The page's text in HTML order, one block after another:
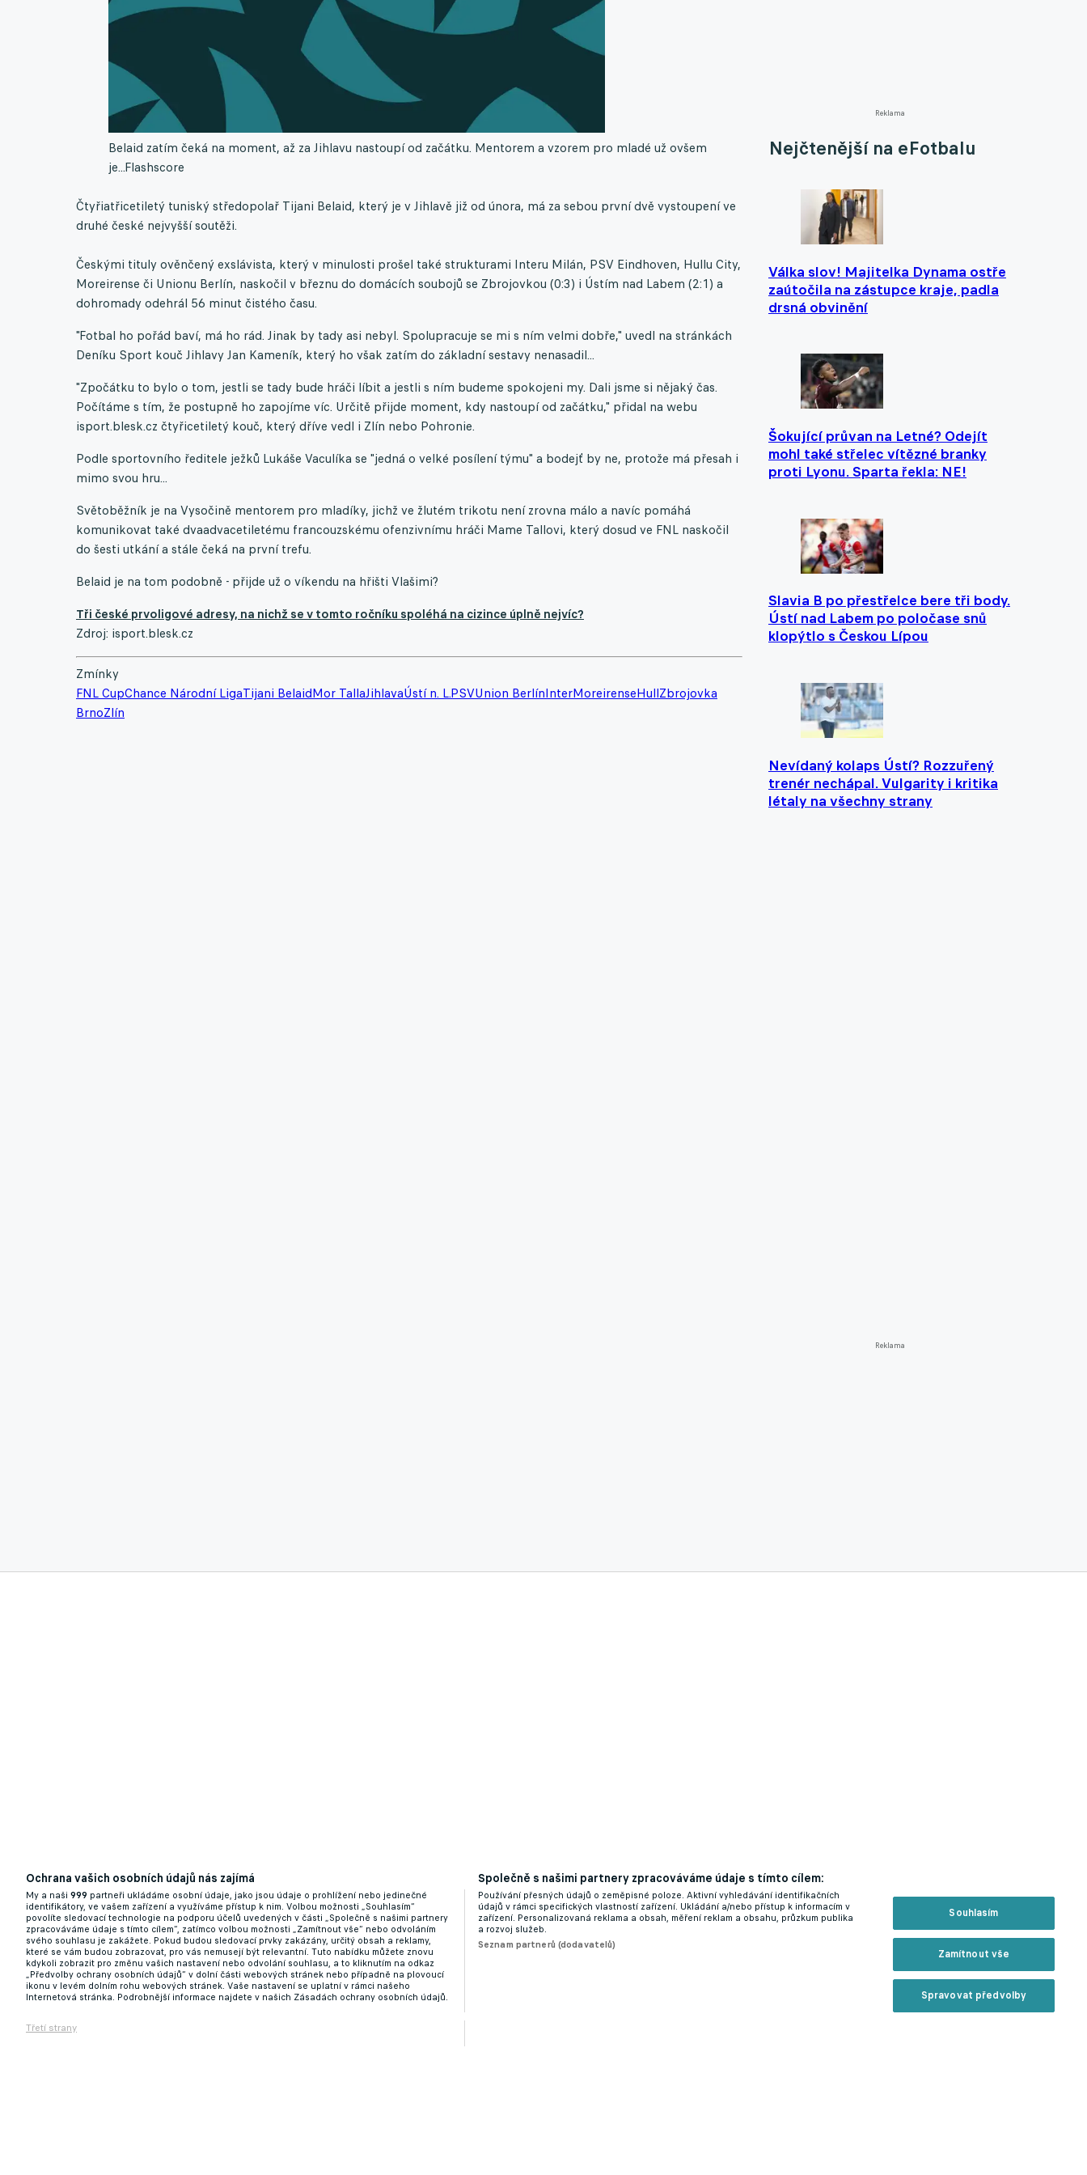
Reklama
Nejčtenější na eFotbalu
Válka slov! Majitelka Dynama ostře
zaútočila na zástupce kraje, padla
drsná obvinění
Šokující průvan na Letné? Odejít
mohl také střelec vítězné branky
proti Lyonu. Sparta řekla: NE!
Slavia B po přestřelce bere tři body.
Ústí nad Labem po poločase snů
klopýtlo s Českou Lípou
Nevídaný kolaps Ústí? Rozzuřený
trenér nechápal. Vulgarity i kritika
létaly na všechny strany
Reklama
Belaid zatím čeká na moment, až za Jihlavu nastoupí od začátku. Mentorem a vzorem pro mladé už ovšem
je...Flashscore
Čtyřiatřicetiletý tuniský středopolař Tijani Belaid, který je v Jihlavě již od února, má za sebou první dvě vystoupení ve
druhé české nejvyšší soutěži.
Českými tituly ověnčený exslávista, který v minulosti prošel také strukturami Interu Milán, PSV Eindhoven, Hullu City,
Moreirense či Unionu Berlín, naskočil v březnu do domácích soubojů se Zbrojovkou (0:3) i Ústím nad Labem (2:1) a
dohromady odehrál 56 minut čistého času.
"Fotbal ho pořád baví, má ho rád. Jinak by tady asi nebyl. Spolupracuje se mi s ním velmi dobře," uvedl na stránkách
Deníku Sport kouč Jihlavy Jan Kameník, který ho však zatím do základní sestavy nenasadil...
"Zpočátku to bylo o tom, jestli se tady bude hráči líbit a jestli s ním budeme spokojeni my. Dali jsme si nějaký čas.
Počítáme s tím, že postupně ho zapojíme víc. Určitě přijde moment, kdy nastoupí od začátku," přidal na webu
isport.blesk.cz čtyřicetiletý kouč, který dříve vedl i Zlín nebo Pohronie.
Podle sportovního ředitele ježků Lukáše Vaculíka se "jedná o velké posílení týmu" a bodejť by ne, protože má přesah i
mimo svou hru...
Světoběžník je na Vysočině mentorem pro mladíky, jichž ve žlutém trikotu není zrovna málo a navíc pomáhá
komunikovat také dvaadvacetiletému francouzskému ofenzivnímu hráči Mame Tallovi, který dosud ve FNL naskočil
do šesti utkání a stále čeká na první trefu.
Belaid je na tom podobně - přijde už o víkendu na hřišti Vlašimi?
Tři české prvoligové adresy, na nichž se v tomto ročníku spoléhá na cizince úplně nejvíc?
Zdroj: isport.blesk.cz
Zmínky
FNL CupChance Národní LigaTijani BelaidMor TallaJihlavaÚstí n. L.PSVUnion BerlínInterMoreirenseHullZbrojovka
BrnoZlín
Ochrana vašich osobních údajů nás zajímá
My a naši 999 partneři ukládáme osobní údaje, jako jsou údaje o prohlížení nebo jedinečné
identifikátory, ve vašem zařízení a využíváme přístup k nim. Volbou možnosti „Souhlasím“
povolíte sledovací technologie na podporu účelů uvedených v části „Společně s našimi partnery
zpracováváme údaje s tímto cílem“, zatímco volbou možnosti „Zamítnout vše“ nebo odvoláním
svého souhlasu je zakážete. Pokud budou sledovací prvky zakázány, určitý obsah a reklamy,
které se vám budou zobrazovat, pro vás nemusejí být relevantní. Tuto nabídku můžete znovu
kdykoli zobrazit pro změnu vašich nastavení nebo odvolání souhlasu, a to kliknutím na odkaz
„Předvolby ochrany osobních údajů“ v dolní části webových stránek nebo případně na plovoucí
ikonu v levém dolním rohu webových stránek. Vaše nastavení se uplatní v rámci našeho
Internetová stránka. Podrobnější informace najdete v našich Zásadách ochrany osobních údajů.
Třetí strany
Společně s našimi partnery zpracováváme údaje s tímto cílem:
Používání přesných údajů o zeměpisné poloze. Aktivní vyhledávání identifikačních
údajů v rámci specifických vlastností zařízení. Ukládání a/nebo přístup k informacím v
zařízení. Personalizovaná reklama a obsah, měření reklam a obsahu, průzkum publika
a rozvoj služeb.
Seznam partnerů (dodavatelů)
Souhlasím
Zamítnout vše
Spravovat předvolby